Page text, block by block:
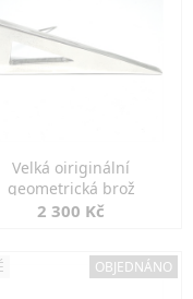
Velká oiriginální
geometrická brož
2 300 Kč
OBJEDNÁNO